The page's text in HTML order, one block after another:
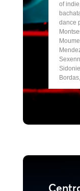
of
dance